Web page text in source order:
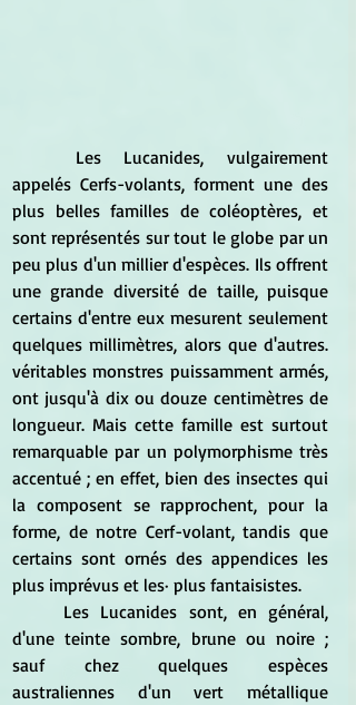
appelés Cerfs-volants, forment une des
plus belles familles de coléoptères, et
sont représentés sur tout le globe par un
peu plus d'un millier d'espèces. Ils offrent
une grande diversité de taille, puisque
certains d'entre eux mesurent seulement
quelques millimètres, alors que d'autres.
véritables monstres puissamment armés,
ont jusqu'à dix ou douze centimètres de
longueur. Mais cette famille est surtout
remarquable par un polymorphisme très
accentué ; en effet, bien des insectes qui
la composent se rapprochent, pour la
forme, de notre Cerf-volant, tandis que
certains sont ornés des appendices les
plus imprévus et les· plus fantaisistes.
d'une teinte sombre, brune ou noire ;
sauf chez quelques espèces
australiennes d'un vert métallique